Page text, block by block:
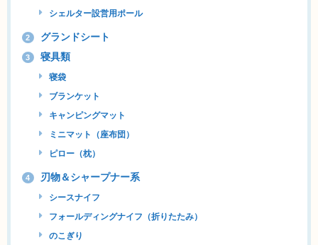
シェルター設営用ポール
2 グランドシート
3 寝具類
寝袋
ブランケット
キャンピングマット
ミニマット（座布団）
ピロー（枕）
4 刃物＆シャープナー系
シースナイフ
フォールディングナイフ（折りたたみ）
のこぎり